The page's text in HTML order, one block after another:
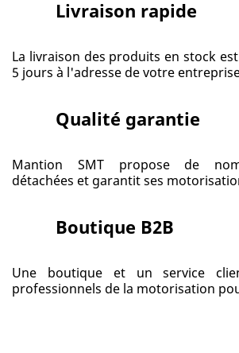
Livraison rapide
La livraison des produits en stock
5 jours à l'adresse de votre
Qualité garantie
Mantion SMT propose de
détachées et garantit ses
Boutique B2B
Une boutique et un service
professionnels de la motorisation